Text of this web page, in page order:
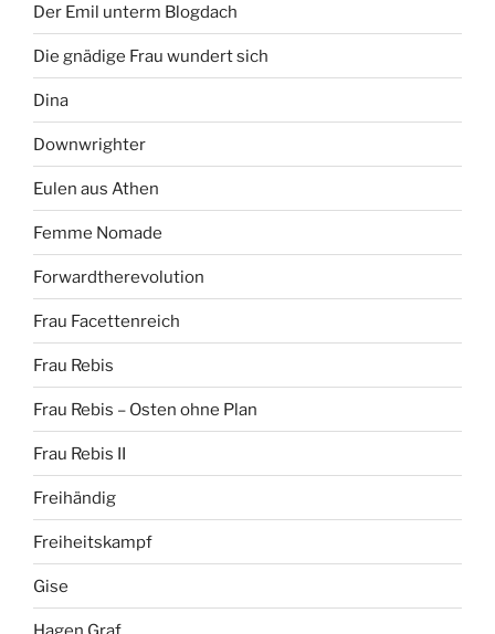
Der Emil unterm Blogdach
Die gnädige Frau wundert sich
Dina
Downwrighter
Eulen aus Athen
Femme Nomade
Forwardtherevolution
Frau Facettenreich
Frau Rebis
Frau Rebis – Osten ohne Plan
Frau Rebis II
Freihändig
Freiheitskampf
Gise